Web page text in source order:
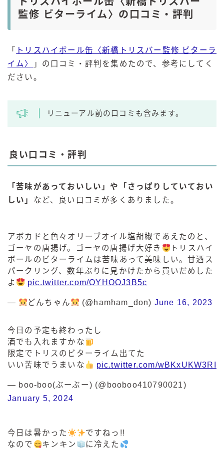
監修 ビターライム〉の口コミ・評判
「
トリスハイボール缶〈新橋トリスバー監修 ビターラ
イム〉
」の口コミ・評判を集めたので、参考にしてく
ださい。
リニューアル前の口コミも含みます。
良い口コミ・評判
「苦味があっておいしい」や「さっぱりしていておい
しい」 など、良い口コミが多くありました。
アボカドと色々オリーブオイル塩胡椒であえたのと、
ゴーヤの唐揚げ。ゴーヤの唐揚げ大好き
トリスハイ
ボールのビターライムは苦味あって美味しい。甘酒ス
パークリング、数年ぶりに見かけたから買いだめした
よ
pic.twitter.com/OYHOOJ3B5c
— どんちゃん (@hamham_don) June 16, 2023
今日の予定も終わったし
酒でも入れますかな
限定でトリスのビターライム出てた
いい苦味でうまいな
pic.twitter.com/wBKxUKW3RI
— boo-boo(ぶーぶー) (@booboo410790021)
January 5, 2024
今日は暑かった
ですねっ!!
なので
キンキン
に冷えた